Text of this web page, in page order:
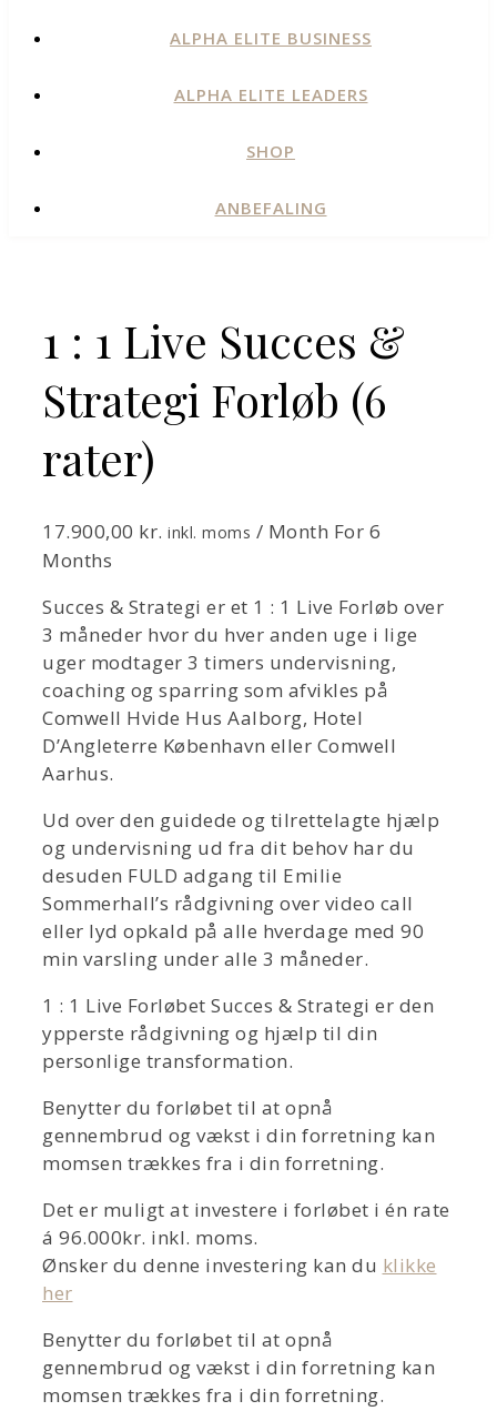
ALPHA ELITE BUSINESS
ALPHA ELITE LEADERS
SHOP
ANBEFALING
1 : 1 Live Succes &
Strategi Forløb (6
rater)
17.900,00 kr. inkl. moms / Month For 6
Months
Succes & Strategi er et 1 : 1 Live Forløb over
3 måneder hvor du hver anden uge i lige
uger modtager 3 timers undervisning,
coaching og sparring som afvikles på
Comwell Hvide Hus Aalborg, Hotel
D’Angleterre København eller Comwell
Aarhus.
Ud over den guidede og tilrettelagte hjælp
og undervisning ud fra dit behov har du
desuden FULD adgang til Emilie
Sommerhall’s rådgivning over video call
eller lyd opkald på alle hverdage med 90
min varsling under alle 3 måneder.
1 : 1 Live Forløbet Succes & Strategi er den
ypperste rådgivning og hjælp til din
personlige transformation.
Benytter du forløbet til at opnå
gennembrud og vækst i din forretning kan
momsen trækkes fra i din forretning.
Det er muligt at investere i forløbet i én rate
á 96.000kr. inkl. moms.
Ønsker du denne investering kan du klikke
her
Benytter du forløbet til at opnå
gennembrud og vækst i din forretning kan
momsen trækkes fra i din forretning.